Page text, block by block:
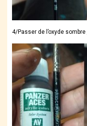
4/Passer de l’oxyde sombre